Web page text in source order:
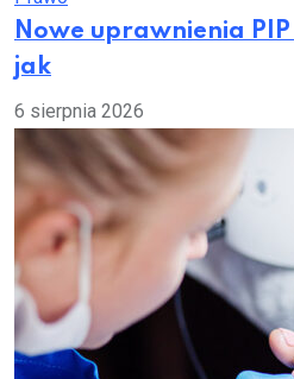
Nowe uprawnienia
jak
6 sierpnia 2026